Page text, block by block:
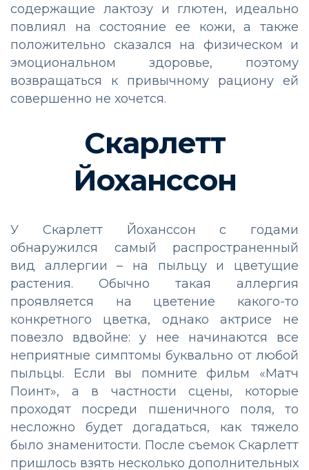
содержащие лактозу и глютен, идеально
повлиял на состояние ее кожи, а также
положительно сказался на физическом и
эмоциональном здоровье, поэтому
возвращаться к привычному рациону ей
совершенно не хочется.
Скарлетт
Йоханссон
У Скарлетт Йоханссон с годами
обнаружился самый распространенный
вид аллергии – на пыльцу и цветущие
растения. Обычно такая аллергия
проявляется на цветение какого-то
конкретного цветка, однако актрисе не
повезло вдвойне: у нее начинаются все
неприятные симптомы буквально от любой
пыльцы. Если вы помните фильм «Матч
Поинт», а в частности сцены, которые
проходят посреди пшеничного поля, то
несложно будет догадаться, как тяжело
было знаменитости. После съемок Скарлетт
пришлось взять несколько дополнительных